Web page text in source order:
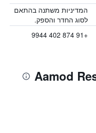
המדיניות משתנה בהתאם
לסוג החדר והספק.
+91 874 402 9944